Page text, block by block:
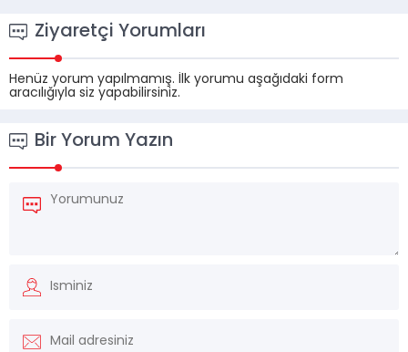
Ziyaretçi Yorumları
Henüz yorum yapılmamış. İlk yorumu aşağıdaki form
aracılığıyla siz yapabilirsiniz.
Bir Yorum Yazın